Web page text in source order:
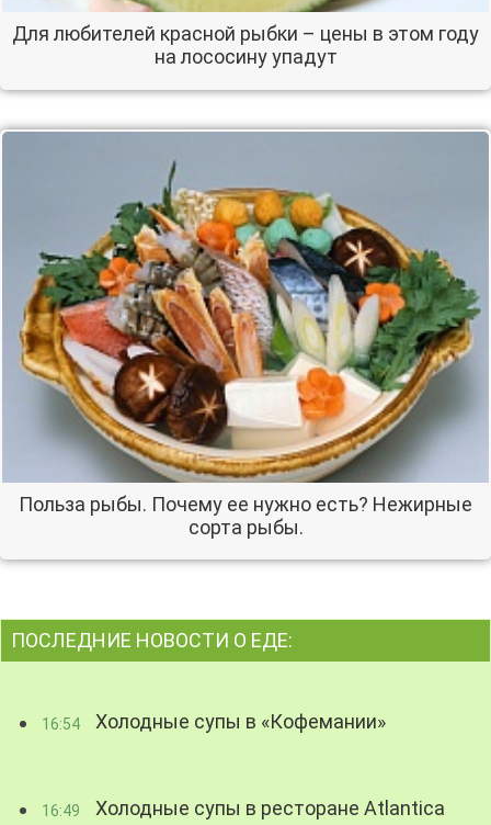
Для любителей красной рыбки – цены в этом году
на лососину упадут
Польза рыбы. Почему ее нужно есть? Нежирные
сорта рыбы.
ПОСЛЕДНИЕ НОВОСТИ О ЕДЕ:
16:54 Холодные супы в «Кофемании»
16:49 Холодные супы в ресторане Atlantica